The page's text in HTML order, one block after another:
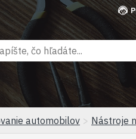
automobilov Nástroje